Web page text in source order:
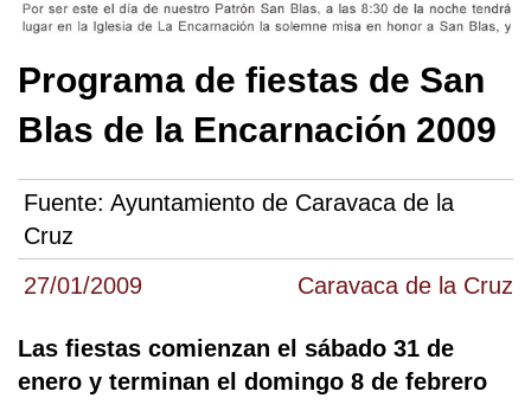
27/01/2009 Caravaca de la Cruz
Programa de fiestas de San
Blas de la Encarnación 2009
Fuente: Ayuntamiento de Caravaca de la
Cruz
Las fiestas comienzan el sábado 31 de
enero y terminan el domingo 8 de febrero